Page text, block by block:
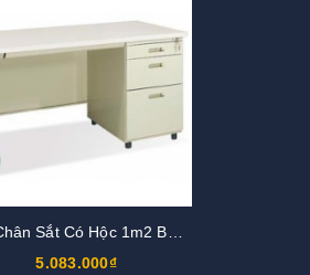
5.083.000₫